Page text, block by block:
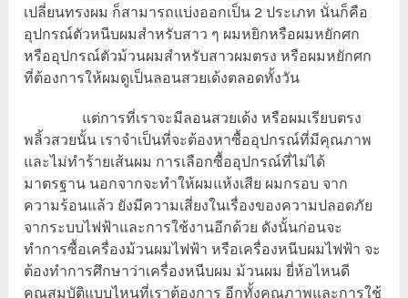
เปลี่ยนทรงผม ก็สามารถแบ่งออกเป็น 2 ประเภท นั่นก็คือ
อุปกรณ์ตัวหนีบผมสำหรับสาว ๆ ผมหยิกหรือผมหยักศก
หรืออุปกรณ์ตัวม้วนผมสำหรับสาวผมตรง หรือผมหยักศก
ที่ต้องการให้ผมดูเป็นลอนสวยเด้งตลอดทั้งวัน
แต่การที่เราจะมีลอนสวยเด้ง หรือผมเรียบตรง
พลิ้วสวยนั้น เราจำเป็นที่จะต้องหาซื้ออุปกรณ์ที่มีคุณภาพ
และไม่ทำร้ายเส้นผม การเลือกซื้ออุปกรณ์ที่ไม่ได้
มาตรฐาน นอกจากจะทำให้ผมแห้งเสีย ผมกรอบ จาก
ความร้อนแล้ว ยังมีความเสี่ยงในเรื่องของความปลอดภัย
จากระบบไฟฟ้าและการใช้งานอีกด้วย ดังนั้นก่อนจะ
ทำการซื้อเครื่องม้วนผมไฟฟ้า หรือเครื่องหนีบผมไฟฟ้า จะ
ต้องทำการศึกษาว่าเครื่องหนีบผม ม้วนผม ยี่ห้อไหนดี
คุณสมบัติแบบไหนที่เราต้องการ อีกทั้งคุณภาพและการใช้